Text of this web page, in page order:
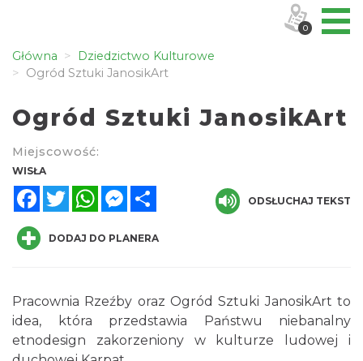
Główna
Dziedzictwo Kulturowe
Ogród Sztuki JanosikArt
Ogród Sztuki JanosikArt
Miejscowość:
WISŁA
FacebookTwitterWhatsAppMessenger
ODSŁUCHAJ TEKST
DODAJ DO PLANERA
Pracownia Rzeźby oraz Ogród Sztuki JanosikArt to
idea, która przedstawia Państwu niebanalny
etnodesign zakorzeniony w kulturze ludowej i
0